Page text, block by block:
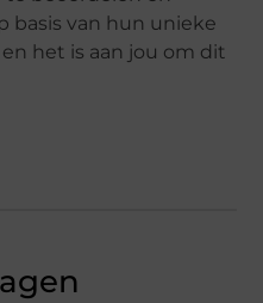
basis van hun unieke
het is aan jou om dit